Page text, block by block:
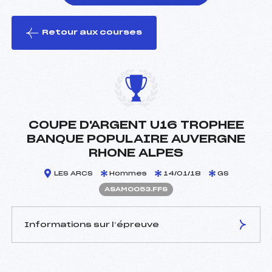
le ski
Retour aux courses
COUPE D'ARGENT U16 TROPHEE
BANQUE POPULAIRE AUVERGNE
RHONE ALPES
LES ARCS Hommes 14/01/18 GS
ASAM0053.FFS
Informations sur l’épreuve